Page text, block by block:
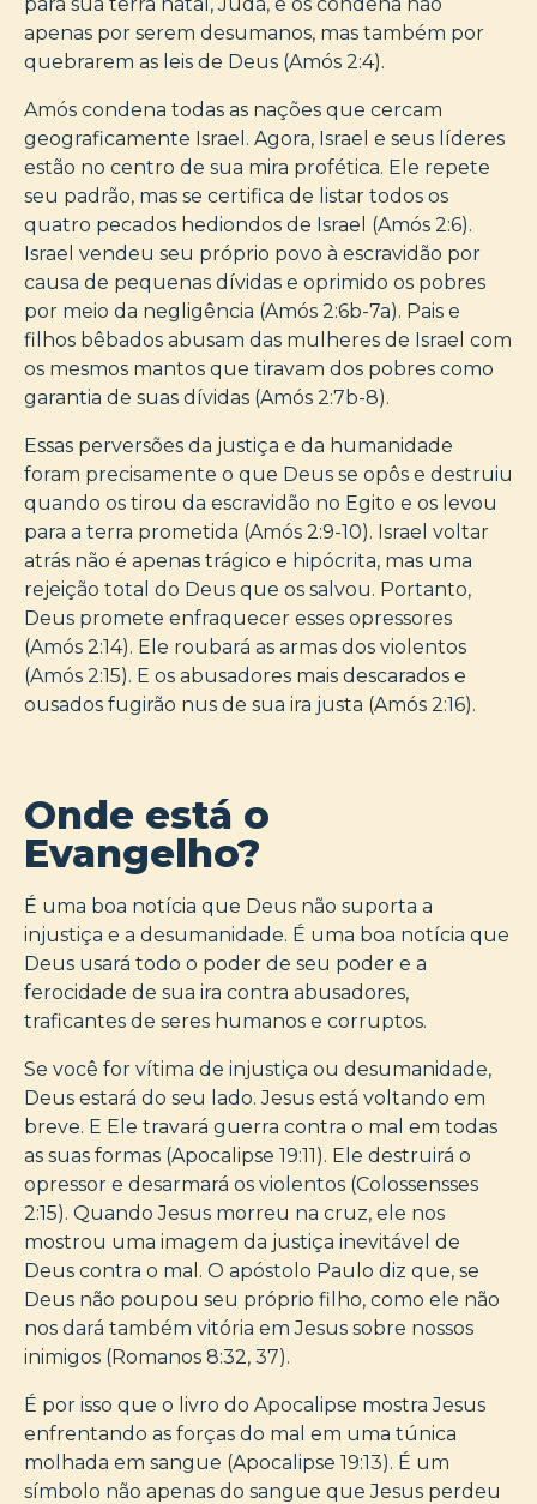
apenas por serem desumanos, mas também por
quebrarem as leis de Deus (Amós 2:4).
Amós condena todas as nações que cercam
geograficamente Israel. Agora, Israel e seus líderes
estão no centro de sua mira profética. Ele repete
seu padrão, mas se certifica de listar todos os
quatro pecados hediondos de Israel (Amós 2:6).
Israel vendeu seu próprio povo à escravidão por
causa de pequenas dívidas e oprimido os pobres
por meio da negligência (Amós 2:6b-7a). Pais e
filhos bêbados abusam das mulheres de Israel com
os mesmos mantos que tiravam dos pobres como
garantia de suas dívidas (Amós 2:7b-8).
Essas perversões da justiça e da humanidade
foram precisamente o que Deus se opôs e destruiu
quando os tirou da escravidão no Egito e os levou
para a terra prometida (Amós 2:9-10). Israel voltar
atrás não é apenas trágico e hipócrita, mas uma
rejeição total do Deus que os salvou. Portanto,
Deus promete enfraquecer esses opressores
(Amós 2:14). Ele roubará as armas dos violentos
(Amós 2:15). E os abusadores mais descarados e
ousados fugirão nus de sua ira justa (Amós 2:16).
Onde está o
Evangelho?
É uma boa notícia que Deus não suporta a
injustiça e a desumanidade. É uma boa notícia que
Deus usará todo o poder de seu poder e a
ferocidade de sua ira contra abusadores,
traficantes de seres humanos e corruptos.
Se você for vítima de injustiça ou desumanidade,
Deus estará do seu lado. Jesus está voltando em
breve. E Ele travará guerra contra o mal em todas
as suas formas (Apocalipse 19:11). Ele destruirá o
opressor e desarmará os violentos (Colossensses
2:15). Quando Jesus morreu na cruz, ele nos
mostrou uma imagem da justiça inevitável de
Deus contra o mal. O apóstolo Paulo diz que, se
Deus não poupou seu próprio filho, como ele não
nos dará também vitória em Jesus sobre nossos
inimigos (Romanos 8:32, 37).
É por isso que o livro do Apocalipse mostra Jesus
enfrentando as forças do mal em uma túnica
molhada em sangue (Apocalipse 19:13). É um
símbolo não apenas do sangue que Jesus perdeu